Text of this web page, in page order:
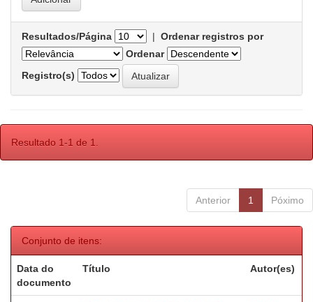
Resultados/Página | Ordenar registros por
Ordenar
Registro(s)
Resultado 1-1 de 1.
Anterior 1 Póximo
Conjunto de itens:
Data do
documento
Título Autor(es)